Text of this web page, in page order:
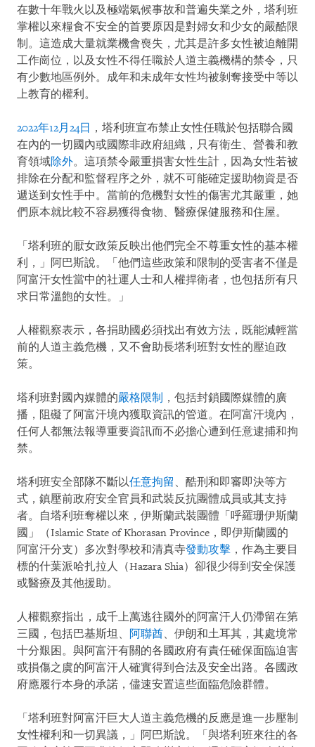
在數十年戰火以及極端氣候事故和普遍失業之外，塔利班
掌權以來糧食不安全的首要原因是對婦女和少女的嚴酷限
制。這造成大量就業機會喪失，尤其是許多女性被迫離開
工作崗位，以及女性不得任職於人道主義機構的禁令，只
有少數地區例外。成年和未成年女性均被剝奪接受中等以
上教育的權利。
2022年12月24日 ，塔利班宣布禁止女性任職於包括聯合國
在內的一切國內或國際非政府組織，只有衛生、營養和教
育領域除外。這項禁令嚴重損害女性生計，因為女性若被
排除在分配和監督程序之外，就不可能確定援助物資是否
遞送到女性手中。當前的危機對女性的傷害尤其嚴重，她
們原本就比較不容易獲得食物、醫療保健服務和住屋。
「塔利班的厭女政策反映出他們完全不尊重女性的基本權
利，」阿巴斯說。「他們這些政策和限制的受害者不僅是
阿富汗女性當中的社運人士和人權捍衛者，也包括所有只
求日常溫飽的女性。」
人權觀察表示，各捐助國必須找出有效方法，既能減輕當
前的人道主義危機，又不會助長塔利班對女性的壓迫政
策。
塔利班對國內媒體的嚴格限制 ，包括封鎖國際媒體的廣
播，阻礙了阿富汗境內獲取資訊的管道。在阿富汗境內，
任何人都無法報導重要資訊而不必擔心遭到任意逮捕和拘
禁。
塔利班安全部隊不斷以任意拘留 、酷刑和即審即決等方
式，鎮壓前政府安全官員和武裝反抗團體成員或其支持
者。自塔利班奪權以來，伊斯蘭武裝團體「呼羅珊伊斯蘭
國」（Islamic State of Khorasan Province，即伊斯蘭國的
阿富汗分支）多次對學校和清真寺發動攻擊 ，作為主要目
標的什葉派哈扎拉人（Hazara Shia）卻很少得到安全保護
或醫療及其他援助。
人權觀察指出，成千上萬逃往國外的阿富汗人仍滯留在第
三國，包括巴基斯坦、
阿聯酋、伊朗和土耳其，其處境常
十分艱困。與阿富汗有關的各國政府有責任確保面臨迫害
或損傷之虞的阿富汗人確實得到合法及安全出路。各國政
府應履行本身的承諾，儘速安置這些面臨危險群體。
「塔利班對阿富汗巨大人道主義危機的反應是進一步壓制
女性權利和一切異議，」阿巴斯說。「與塔利班來往的各